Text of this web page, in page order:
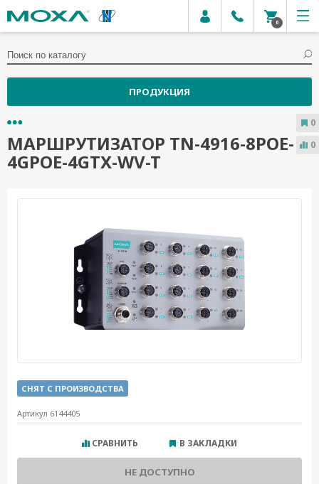
0
ПРОДУКЦИЯ
МАРШРУТИЗАТОР TN-4916-8POE-
4GPOE-4GTX-WV-T
СНЯТ С ПРОИЗВОДСТВА
Артикул 6144405
СРАВНИТЬ В ЗАКЛАДКИ
НЕ ДОСТУПНО
0
0